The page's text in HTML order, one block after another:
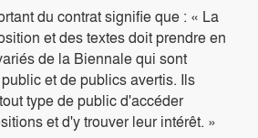
du contrat signifie que : « La
et des textes doit prendre en
de la Biennale qui sont
et de publics avertis. Ils
type de public d'accéder
et d'y trouver leur intérêt. »